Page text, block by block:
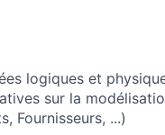
logiques et
sur la
Fournisseurs, ...)